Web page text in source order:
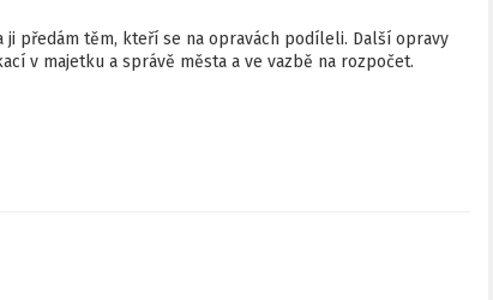
předám těm, kteří se na opravách podíleli. Další opravy
v majetku a správě města a ve vazbě na rozpočet.